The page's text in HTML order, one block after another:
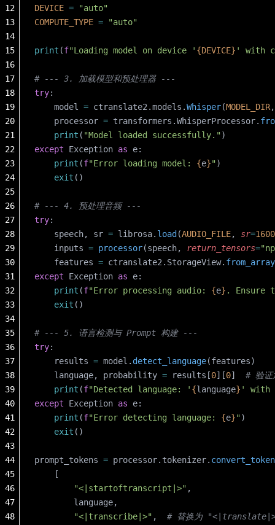
DEVICE = "auto"
COMPUTE_TYPE = "auto"
print (f"Loading model on device ' {DEVICE} ' with
# --- 3. 加载模型和预处理器 ---
try:
    model
= ctranslate2.models.Whisper(MODEL_DIR
    processor
= transformers.WhisperProcessor.
    print
( "Model loaded successfully.")
except Exception as e:
    print
(f"Error loading model: {e}")
    exit
()
# --- 4. 预处理音频 ---
try:
    speech, sr
= librosa. load (AUDIO_FILE, sr=
    inputs
= processor(speech, return_tensors=
    features
= ctranslate2.StorageView. from_array
except Exception as e:
    print
(f"Error processing audio: {e} . Ensure
    exit
()
# --- 5. 语言检测与 Prompt 构建 ---
try:
    results
= model.detect_language(features)
    language, probability
= results[0][0] # 验证
    print
(f"Detected language: ' {language} ' with
except Exception as e:
    print
(f"Error detecting language: {e}")
    exit
()
prompt_tokens = processor.tokenizer.
    [
        "<|startoftranscript|>"
,
        language,
        "<|transcribe|>"
, # 替换为
12
13
14
15
16
17
18
19
20
21
22
23
24
25
26
27
28
29
30
31
32
33
34
35
36
37
38
39
40
41
42
43
44
45
46
47
48